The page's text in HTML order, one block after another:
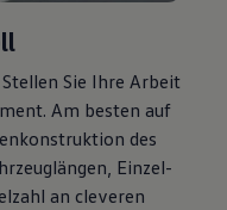
Sie Ihre Arbeit
Am besten auf
des
Einzel-
an cleveren